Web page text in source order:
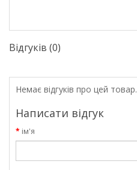
Відгуків (0)
Немає відгуків про цей товар.
Написати відгук
ім'я